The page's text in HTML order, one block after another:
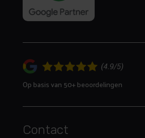
Op basis van 50+ beoordelingen
Contact